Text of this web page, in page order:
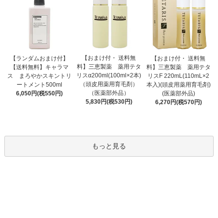
【ランダムおまけ付】
【送料無料】キャラマ
ス まろやかスキントリ
ートメント500ml
6,050円(税550円)
【おまけ付・ 送料無
料】三恵製薬 薬用テタ
リスα200ml(100ml×2本)
（頭皮用薬用育毛剤）
（医薬部外品）
5,830円(税530円)
【おまけ付・ 送料無
料】三恵製薬 薬用テタ
リスF 220mL(110mL×2
本入)(頭皮用薬用育毛剤)
(医薬部外品)
6,270円(税570円)
もっと見る